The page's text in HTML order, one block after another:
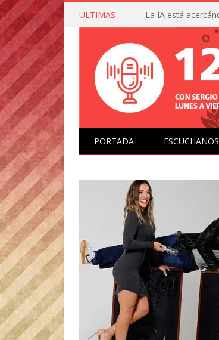
ULTIMAS
PORTADA ESCUCHANOS